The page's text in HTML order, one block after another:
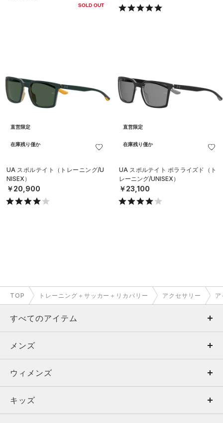
SOLD OUT
直営限定
在庫残り僅か
UA スポルテイト（トレーニング/U
NISEX）
￥20,900
直営限定
在庫残り僅か
UA スポルテイト ポラライズド（ト
レーニング/UNISEX）
￥23,100
TOP トレーニング＋サッカー＋リカバリー アクセサリー
すべてのアイテム
メンズ
ウィメンズ
キッズ
メンズ
トップス
ボトムス
ウィメンズ
トップス
キッズ